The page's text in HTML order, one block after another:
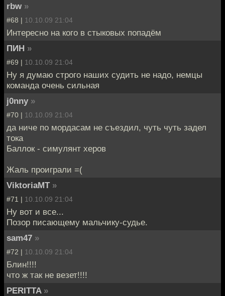
rbw »
#68 | 10.10.09 21:04
Интересно на кого в стыковых попадём
ПИН »
#69 | 10.10.09 21:04
Ну я думаю строго наших судить не надо, немцы
команда очень сильная
j0nny »
#70 | 10.10.09 21:04
да ниче по мордасам не съездил, чуть чуть задел
тока
Баллок - симулянт херов
Жаль проиграли =(
ViktoriaMT »
#71 | 10.10.09 21:04
Ну вот и все...
Позор писающему мальчику-судье.
sam47 »
#72 | 10.10.09 21:04
Блин!!!!
что ж так не везет!!!!
PERITTA »